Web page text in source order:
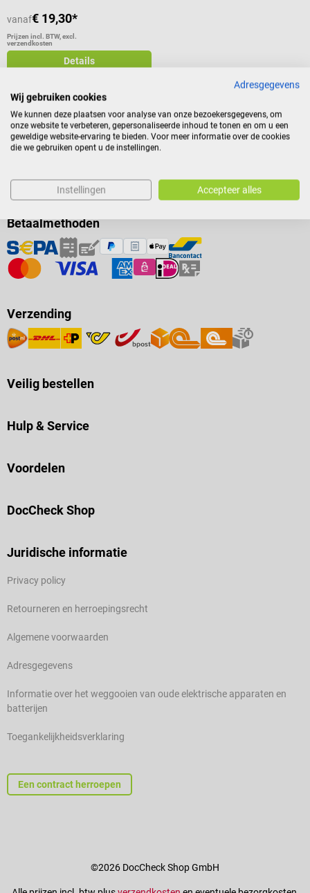
vanaf€ 19,30*
Prijzen incl. BTW, excl.
verzendkosten
Details
Betaalmethoden
Verzending
Veilig bestellen
Hulp & Service
Voordelen
DocCheck Shop
Juridische informatie
Privacy policy
Retourneren en herroepingsrecht
Algemene voorwaarden
Adresgegevens
Informatie over het weggooien van oude elektrische apparaten en
batterijen
Toegankelijkheidsverklaring
Een contract herroepen
©2026 DocCheck Shop GmbH
Adresgegevens
Wij gebruiken cookies
We kunnen deze plaatsen voor analyse van onze bezoekersgegevens, om
onze website te verbeteren, gepersonaliseerde inhoud te tonen en om u een
geweldige website-ervaring te bieden. Voor meer informatie over de cookies
die we gebruiken opent u de instellingen.
Instellingen Accepteer alles